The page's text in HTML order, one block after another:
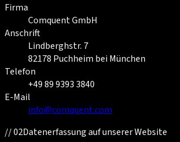
Firma
Comquent GmbH
Anschrift
Lindberghstr. 7
82178 Puchheim bei München
Telefon
+49 89 9393 3840
E-Mail
info@comquent.com
//02Datenerfassung auf unserer Website